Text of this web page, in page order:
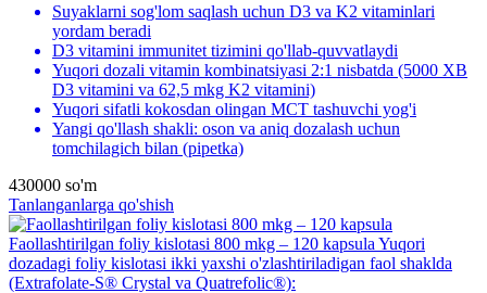
Suyaklarni sog'lom saqlash uchun D3 va K2 vitaminlari
yordam beradi
D3 vitamini immunitet tizimini qo'llab-quvvatlaydi
Yuqori dozali vitamin kombinatsiyasi 2:1 nisbatda (5000 XB
D3 vitamini va 62,5 mkg K2 vitamini)
Yuqori sifatli kokosdan olingan MCT tashuvchi yog'i
Yangi qo'llash shakli: oson va aniq dozalash uchun
tomchilagich bilan (pipetka)
430000 so'm
Tanlanganlarga qo'shish
Faollashtirilgan foliy kislotasi 800 mkg – 120 kapsula Yuqori
dozadagi foliy kislotasi ikki yaxshi o'zlashtiriladigan faol shaklda
(Extrafolate-S® Crystal va Quatrefolic®):